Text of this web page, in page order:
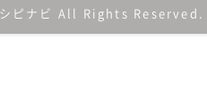
ピナビ All Rights Reserved.